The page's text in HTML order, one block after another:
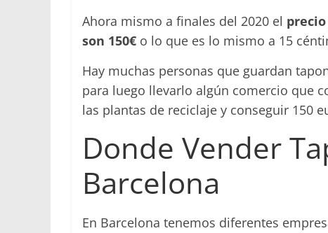
Ahora mismo a finales del 2020 el
son 150€ o lo que es lo mismo a 15
Hay muchas personas que guardan
para luego llevarlo algún comercio que
las plantas de reciclaje y conseguir 150
Donde Vender
Barcelona
En Barcelona tenemos diferentes